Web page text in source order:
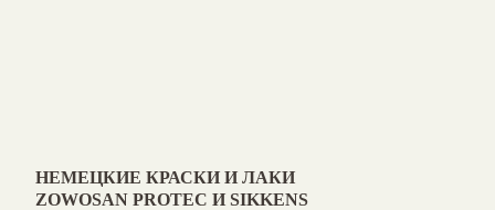
НЕМЕЦКИЕ КРАСКИ И ЛАКИ
ZOWOSAN PROTEC И SIKKENS